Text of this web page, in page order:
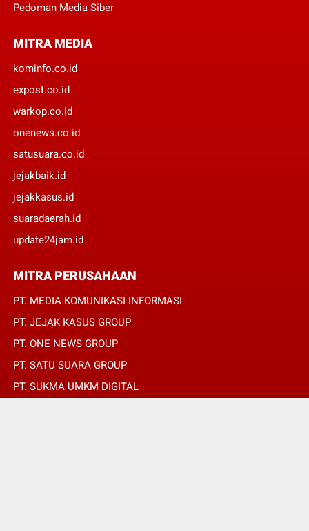
Pedoman Media Siber
MITRA MEDIA
kominfo.co.id
expost.co.id
warkop.co.id
onenews.co.id
satusuara.co.id
jejakbaik.id
jejakkasus.id
suaradaerah.id
update24jam.id
MITRA PERUSAHAAN
PT. MEDIA KOMUNIKASI INFORMASI
PT. JEJAK KASUS GROUP
PT. ONE NEWS GROUP
PT. SATU SUARA GROUP
PT. SUKMA UMKM DIGITAL